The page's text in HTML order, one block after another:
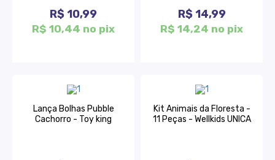
R$ 10,99
R$ 10,44 no pix
R$ 14,99
R$ 14,24 no pix
Lança Bolhas Pubble
Cachorro - Toy king
Kit Animais da Floresta -
11 Peças - Wellkids UNICA